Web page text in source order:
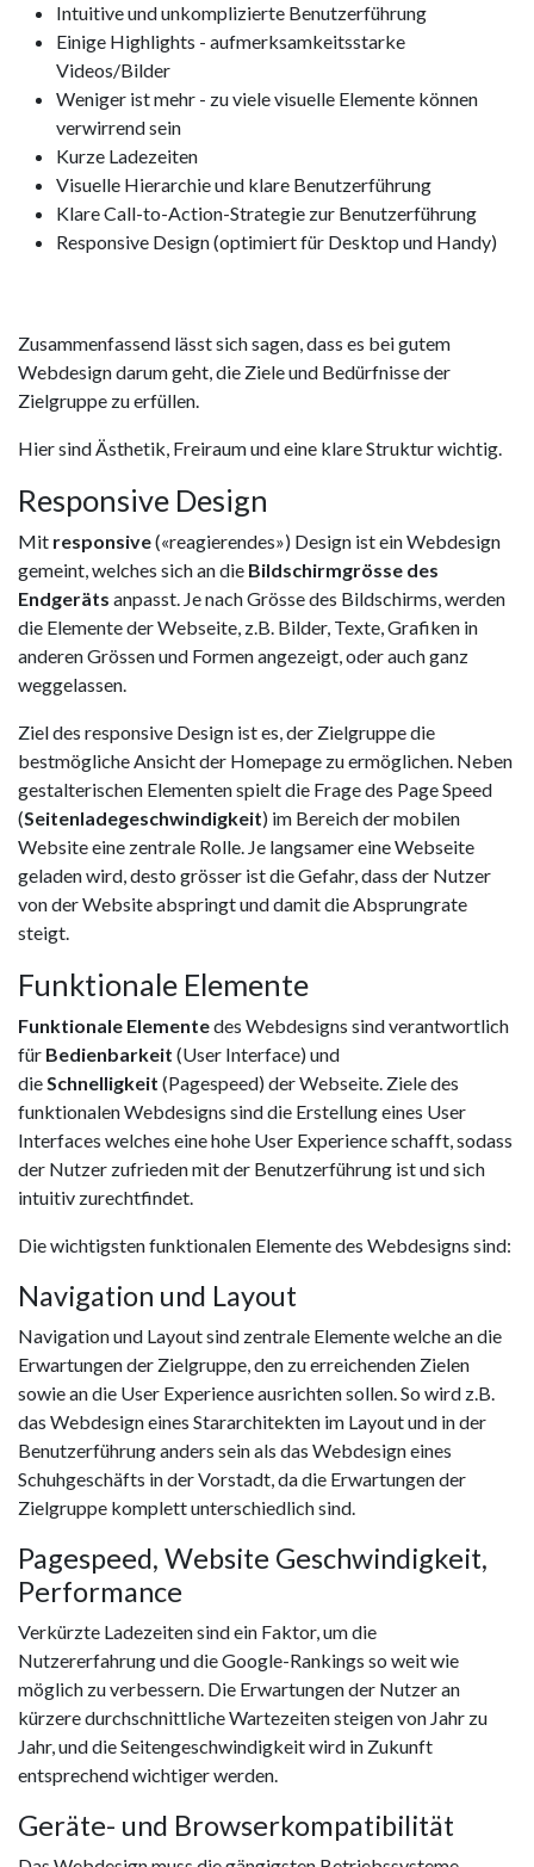
Intuitive und unkomplizierte Benutzerführung
Einige Highlights - aufmerksamkeitsstarke
Videos/Bilder
Weniger ist mehr - zu viele visuelle Elemente können
verwirrend sein
Kurze Ladezeiten
Visuelle Hierarchie und klare Benutzerführung
Klare Call-to-Action-Strategie zur Benutzerführung
Responsive Design (optimiert für Desktop und Handy)
Zusammenfassend lässt sich sagen, dass es bei gutem
Webdesign darum geht, die Ziele und Bedürfnisse der
Zielgruppe zu erfüllen.
Hier sind Ästhetik, Freiraum und eine klare Struktur wichtig.
Responsive Design
Mit responsive(«reagierendes») Design ist ein Webdesign
gemeint, welches sich an die Bildschirmgrösse des
Endgeräts anpasst. Je nach Grösse des Bildschirms, werden
die Elemente der Webseite, z.B. Bilder, Texte, Grafiken in
anderen Grössen und Formen angezeigt, oder auch ganz
weggelassen.
Ziel des responsive Design ist es, der Zielgruppe die
bestmögliche Ansicht der Homepage zu ermöglichen. Neben
gestalterischen Elementen spielt die Frage des Page Speed
(Seitenladegeschwindigkeit) im Bereich der mobilen
Website eine zentrale Rolle. Je langsamer eine Webseite
geladen wird, desto grösser ist die Gefahr, dass der Nutzer
von der Website abspringt und damit die Absprungrate
steigt.
Funktionale Elemente
Funktionale Elementedes Webdesigns sind verantwortlich
für Bedienbarkeit (User Interface) und
dieSchnelligkeit (Pagespeed) der Webseite. Ziele des
funktionalen Webdesigns sind die Erstellung eines User
Interfaces welches eine hohe User Experience schafft, sodass
der Nutzer zufrieden mit der Benutzerführung ist und sich
intuitiv zurechtfindet.
Die wichtigsten funktionalen Elemente des Webdesigns sind:
Navigation und Layout
Navigation und Layout sind zentrale Elemente welche an die
Erwartungen der Zielgruppe, den zu erreichenden Zielen
sowie an die User Experience ausrichten sollen. So wird z.B.
das Webdesign eines Stararchitekten im Layout und in der
Benutzerführung anders sein als das Webdesign eines
Schuhgeschäfts in der Vorstadt, da die Erwartungen der
Zielgruppe komplett unterschiedlich sind.
Pagespeed, Website Geschwindigkeit,
Performance
Verkürzte Ladezeiten sind ein Faktor, um die
Nutzererfahrung und die Google-Rankings so weit wie
möglich zu verbessern. Die Erwartungen der Nutzer an
kürzere durchschnittliche Wartezeiten steigen von Jahr zu
Jahr, und die Seitengeschwindigkeit wird in Zukunft
entsprechend wichtiger werden.
Geräte- und Browserkompatibilität